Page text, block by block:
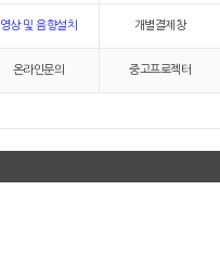
영상 및 음향설치 개별결제창
온라인문의 중고프로젝터